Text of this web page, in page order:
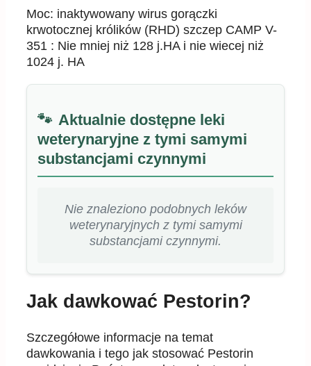
Moc: inaktywowany wirus gorączki
krwotocznej królików (RHD) szczep CAMP V-
351 : Nie mniej niż 128 j.HA i nie wiecej niż
1024 j. HA
Aktualnie dostępne leki
weterynaryjne z tymi samymi
substancjami czynnymi
Nie znaleziono podobnych leków
weterynaryjnych z tymi samymi
substancjami czynnymi.
Jak dawkować Pestorin?
Szczegółowe informacje na temat
dawkowania i tego jak stosować Pestorin